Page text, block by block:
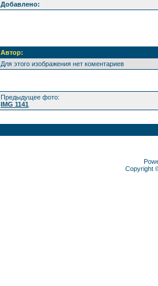
Добавлено:
Автор:
Для этого изображения нет коментариев
Предыдущее фото:
IMG 1141
Copyright